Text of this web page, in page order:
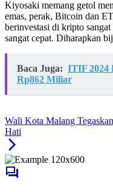
Kiyosaki memang getol
emas, perak, Bitcoin dan
berinvestasi di kripto
sangat cepat. Diharapkan
Baca Juga: ITIF 2024
Rp862 Miliar
Wali Kota Malang
Hati